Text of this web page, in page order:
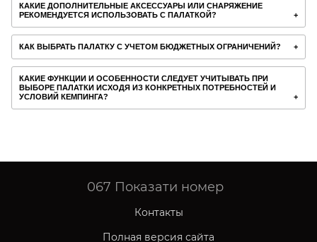
КАКИЕ ДОПОЛНИТЕЛЬНЫЕ АКСЕССУАРЫ ИЛИ СНАРЯЖЕНИЕ
РЕКОМЕНДУЕТСЯ ИСПОЛЬЗОВАТЬ С ПАЛАТКОЙ?
КАК ВЫБРАТЬ ПАЛАТКУ С УЧЕТОМ БЮДЖЕТНЫХ ОГРАНИЧЕНИЙ?
КАКИЕ ФУНКЦИИ И ОСОБЕННОСТИ СЛЕДУЕТ УЧИТЫВАТЬ ПРИ
ВЫБОРЕ ПАЛАТКИ ИСХОДЯ ИЗ КОНКРЕТНЫХ ПОТРЕБНОСТЕЙ И
УСЛОВИЙ КЕМПИНГА?
067 Показати номер
Контакты
Полная версия сайта